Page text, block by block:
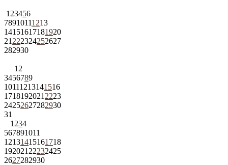
1 23456
78910111213
14151617181920
21 222324252627
282930
1 2
3456789
10111213141516
1718192021 2223
24252627282930
31
1 234
567891011
12131415161718
192021 22232425
2627282930